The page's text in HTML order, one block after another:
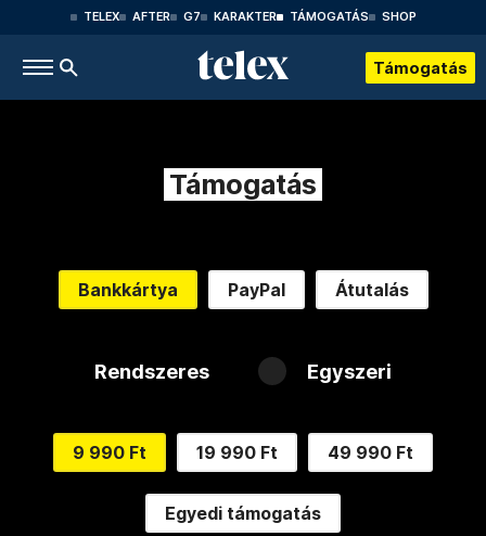
TELEX AFTER G7 KARAKTER TÁMOGATÁS SHOP
Támogatás
Támogatás
Bankkártya PayPal Átutalás
Rendszeres Egyszeri
9 990 Ft 19 990 Ft 49 990 Ft
Egyedi támogatás